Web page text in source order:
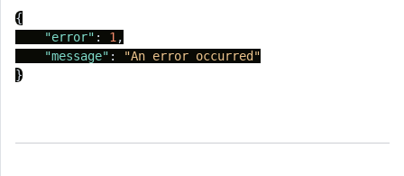
{
"error" : 1 ,
"message" :
"An error occurred"
}